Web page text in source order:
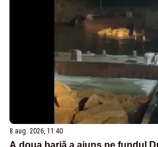
8 aug. 2026, 11:40
A doua barjă a ajuns pe fundul